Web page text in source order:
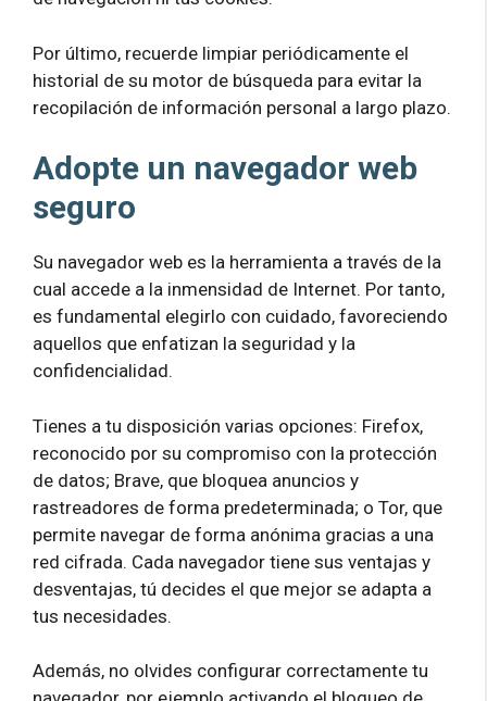
Por último, recuerde limpiar periódicamente el
historial de su motor de búsqueda para evitar la
recopilación de información personal a largo plazo.
Adopte un navegador web
seguro
Su navegador web es la herramienta a través de la
cual accede a la inmensidad de Internet. Por tanto,
es fundamental elegirlo con cuidado, favoreciendo
aquellos que enfatizan la seguridad y la
confidencialidad.
Tienes a tu disposición varias opciones: Firefox,
reconocido por su compromiso con la protección
de datos; Brave, que bloquea anuncios y
rastreadores de forma predeterminada; o Tor, que
permite navegar de forma anónima gracias a una
red cifrada. Cada navegador tiene sus ventajas y
desventajas, tú decides el que mejor se adapta a
tus necesidades.
Además, no olvides configurar correctamente tu